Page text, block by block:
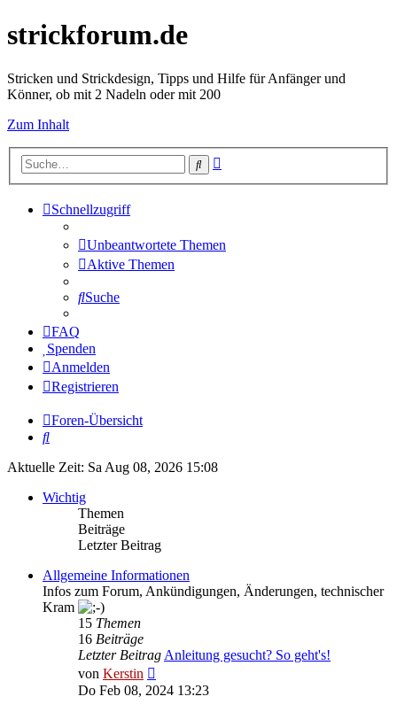
strickforum.de
Stricken und Strickdesign, Tipps und Hilfe für Anfänger und
Könner, ob mit 2 Nadeln oder mit 200
Zum Inhalt
Suche
Schnellzugriff
Unbeantwortete Themen
Aktive Themen
Suche
FAQ
Spenden
Anmelden
Registrieren
Foren-Übersicht
Suche
Aktuelle Zeit: Sa Aug 08, 2026 15:08
Wichtig
Themen
Beiträge
Letzter Beitrag
Allgemeine Informationen
Infos zum Forum, Ankündigungen, Änderungen, technischer
Kram
15 Themen
16 Beiträge
Letzter BeitragAnleitung gesucht? So geht's!
von Kerstin
Beitrag
Do Feb 08, 2024 13:23